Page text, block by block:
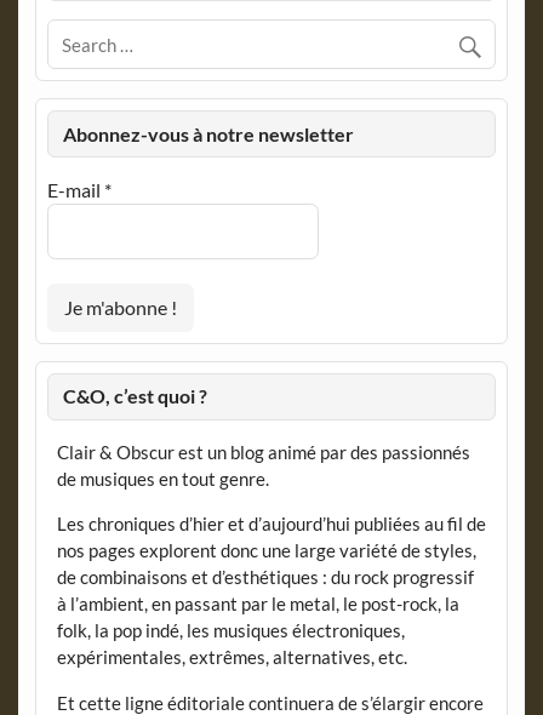
Abonnez-vous à notre newsletter
E-mail *
C&O, c’est quoi ?
Clair & Obscur est un blog animé par des passionnés
de musiques en tout genre.
Les chroniques d’hier et d’aujourd’hui publiées au fil de
nos pages explorent donc une large variété de styles,
de combinaisons et d’esthétiques : du rock progressif
à l’ambient, en passant par le metal, le post-rock, la
folk, la pop indé, les musiques électroniques,
expérimentales, extrêmes, alternatives, etc.
Et cette ligne éditoriale continuera de s’élargir encore